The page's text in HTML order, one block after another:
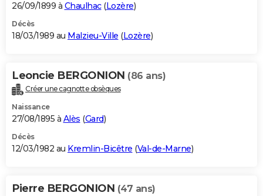
26/09/1899 à Chaulhac(Lozère)
Décès
18/03/1989 au Malzieu-Ville (Lozère)
Leoncie BERGONION (86 ans)
Créer une cagnotte obsèques
Naissance
27/08/1895 à Alès (Gard)
Décès
12/03/1982 au Kremlin-Bicêtre (Val-de-Marne)
Pierre BERGONION (47 ans)